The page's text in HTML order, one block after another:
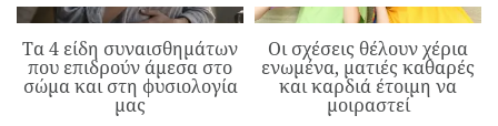
Τα 4 είδη συναισθημάτων
που επιδρούν άμεσα στο
σώμα και στη φυσιολογία
μας
Οι σχέσεις θέλουν χέρια
ενωμένα, ματιές καθαρές
και καρδιά έτοιμη να
μοιραστεί